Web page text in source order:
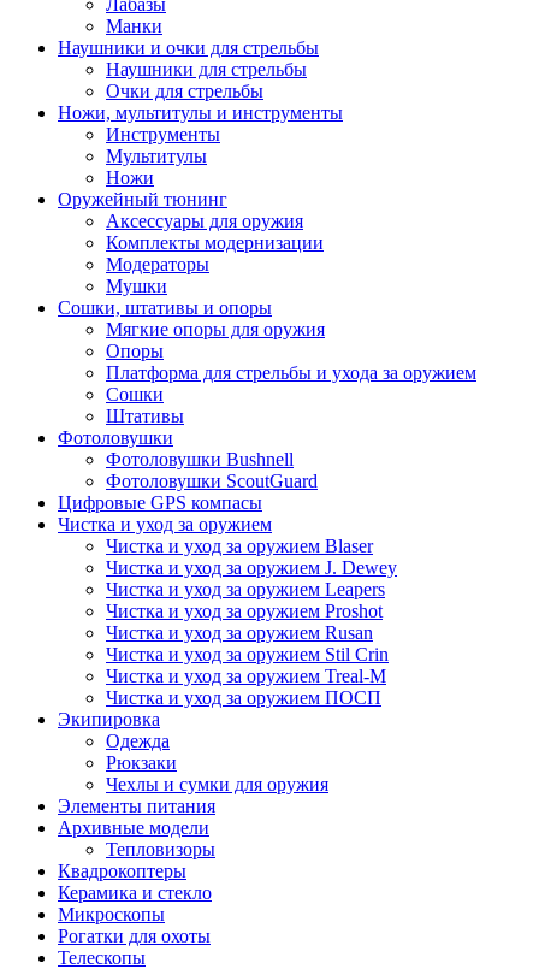
Манки
Наушники и очки для стрельбы
Наушники для стрельбы
Очки для стрельбы
Ножи, мультитулы и инструменты
Инструменты
Мультитулы
Ножи
Оружейный тюнинг
Аксессуары для оружия
Комплекты модернизации
Модераторы
Мушки
Сошки, штативы и опоры
Мягкие опоры для оружия
Опоры
Платформа для стрельбы и ухода за оружием
Сошки
Штативы
Фотоловушки
Фотоловушки Bushnell
Фотоловушки ScoutGuard
Цифровые GPS компасы
Чистка и уход за оружием
Чистка и уход за оружием Blaser
Чистка и уход за оружием J. Dewey
Чистка и уход за оружием Leapers
Чистка и уход за оружием Proshot
Чистка и уход за оружием Rusan
Чистка и уход за оружием Stil Crin
Чистка и уход за оружием Treal-M
Чистка и уход за оружием ПОСП
Экипировка
Одежда
Рюкзаки
Чехлы и сумки для оружия
Элементы питания
Архивные модели
Тепловизоры
Квадрокоптеры
Керамика и стекло
Микроскопы
Рогатки для охоты
Телескопы